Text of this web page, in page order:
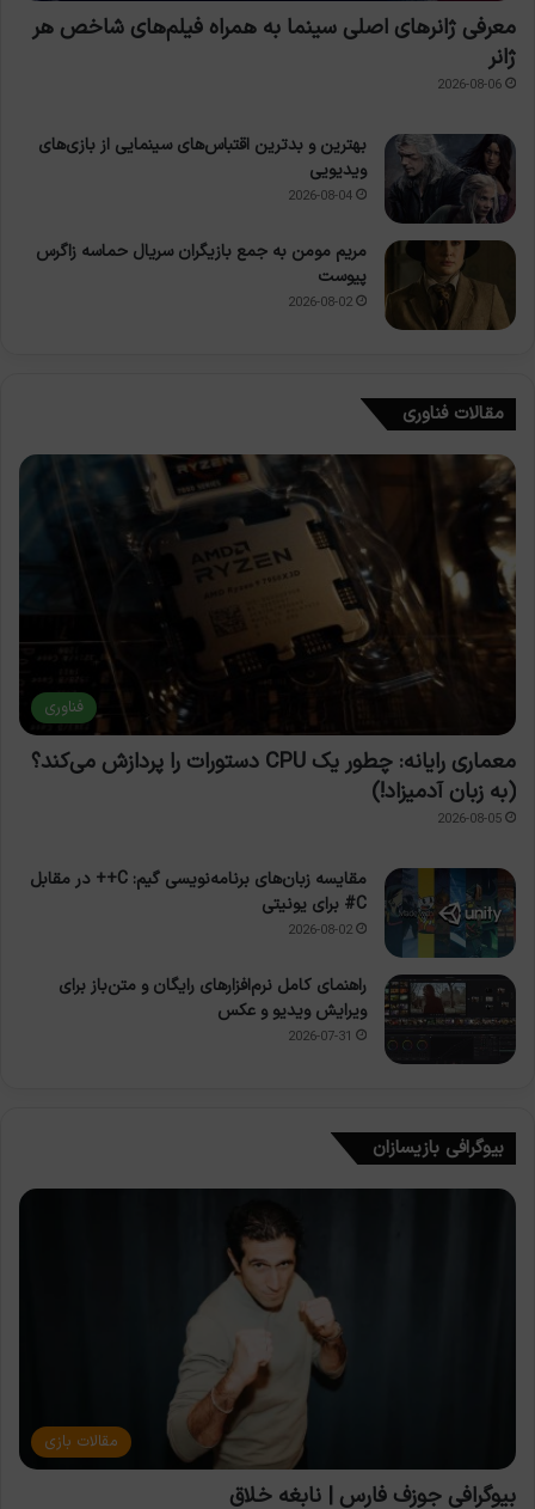
معرفی ژانرهای اصلی سینما به همراه فیلم‌های شاخص هر
ژانر
2026-08-06
بهترین و بدترین اقتباس‌های سینمایی از بازی‌های
ویدیویی
2026-08-04
مریم مومن به جمع بازیگران سریال حماسه زاگرس
پیوست
2026-08-02
مقالات فناوری
فناوری
معماری رایانه: چطور یک CPU دستورات را پردازش می‌کند؟
(به زبان آدمیزاد!)
2026-08-05
مقایسه زبان‌های برنامه‌نویسی گیم: C++ در مقابل
C# برای یونیتی
2026-08-02
راهنمای کامل نرم‌افزارهای رایگان و متن‌باز برای
ویرایش ویدیو و عکس
2026-07-31
بیوگرافی بازیسازان
مقالات بازی
بیوگرافی جوزف فارس | نابغه خلاق